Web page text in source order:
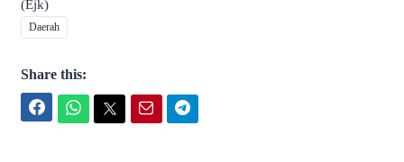
(Ejk)
Daerah
Share this: